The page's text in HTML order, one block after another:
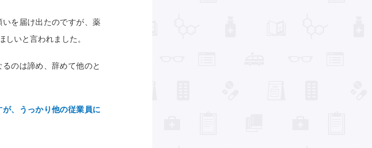
を届け出たのですが、薬
いと言われました。
のは諦め、辞めて他のと
、うっかり他の従業員に